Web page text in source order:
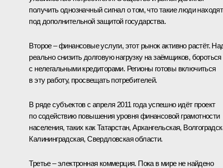
получить однозначный сигнал о том, что такие люди
под дополнительной защитой государства.
Второе – финансовые услуги, этот рынок активно растёт.
реально снизить долговую нагрузку на заёмщиков, бороться
с нелегальными кредиторами. Регионы готовы включиться
в эту работу, просвещать потребителей.
В ряде субъектов с апреля 2011 года успешно идёт проект
по содействию повышения уровня финансовой грамотности
населения, таких как Татарстан, Архангельская,
Калининградская, Свердловская области.
Третье – электронная коммерция. Пока в мире не найдено